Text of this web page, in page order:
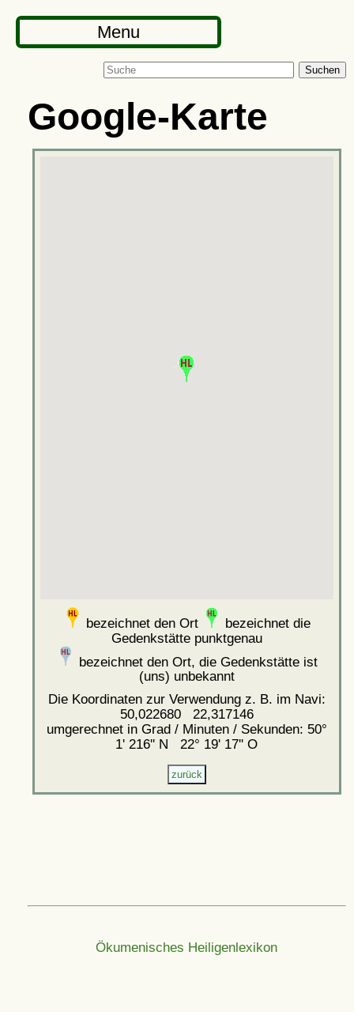
Menu
Suchen
Google-Karte
bezeichnet den Ort
bezeichnet die
Gedenkstätte punktgenau
bezeichnet den Ort, die Gedenkstätte ist
(uns) unbekannt
Die Koordinaten zur Verwendung z. B. im Navi:
50,022680 22,317146
umgerechnet in Grad / Minuten / Sekunden: 50°
1' 216'' N 22° 19' 17'' O
Ökumenisches Heiligenlexikon